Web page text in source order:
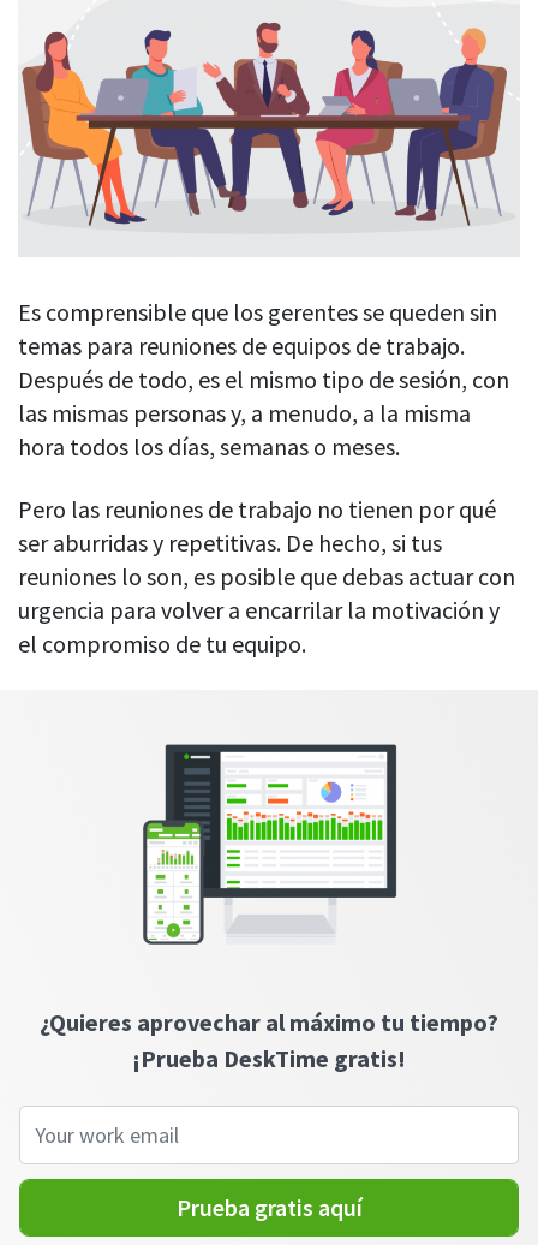
Tiempo privado
Permita que los usuarios se tomen un descanso del
seguimiento cuando lo necesiten
Ver todas las funciones
Análisis de productividad
Capturas de pantalla
Obtenga pruebas de trabajo en caso de productividad o
integridad cuestionable
Seguimiento de URL y aplicaciones
Seguimiento de títulos de documentos
Lleve un seguimiento de los títulos de los documentos y los
asuntos de los correos electrónicos
Ajustes personalizables
Personalice DeskTime para que se adapte a sus necesidades
Recibir notificaciones sobre actualizaciones importantes de la
Ver todas las funciones
Integraciones y API
Asana
Google Calendar
GitLab
Para empleados
Bienestar de los empleados
Equilibrio vida-trabajo
Prevención del agotamiento
Soporte de trabajo híbrido
TI y software
Servicios financieros
Consultores
Agencias
Desarrolladores
Abogados
Por tamaño de empresa
Empresas medianas
Empresas pequeñas
Aprenda 5 pasos para empezar a usar
nuestra herramienta de seguimiento
del tiempo
Comparación con la competencia
Legal y cumplimiento
Quiénes somos
Contactarnos
Su guía de DeskTime
Aquí encontrará todo lo que necesita
saber para aumentar la productividad
de su equipo
PÁGINA RECOMENDADA
Seguridad en DeskTime
Descubra las medidas que tomamos a
diario para mantener los datos seguros
CASO DE ESTUDIO
Cómo Roadgames hizo que el control
del tiempo fuera más fácil para los
empleados
Descubre cómo DeskTime ayudó a
mantener un horario de trabajo flexible
Prueba gratuita
Iniciar sesión
Es comprensible que los gerentes se queden sin
temas para reuniones de equipos de trabajo.
Después de todo, es el mismo tipo de sesión, con
las mismas personas y, a menudo, a la misma
hora todos los días, semanas o meses.
Pero las reuniones de trabajo no tienen por qué
ser aburridas y repetitivas. De hecho, si tus
reuniones lo son, es posible que debas actuar con
urgencia para volver a encarrilar la motivación y
el compromiso de tu equipo.
¿Quieres aprovechar al máximo tu tiempo?
¡Prueba DeskTime gratis!
Prueba gratis aquí